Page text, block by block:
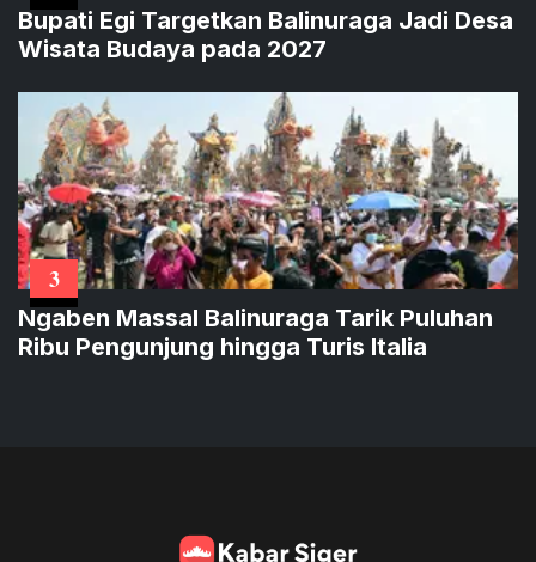
Bupati Egi Targetkan Balinuraga Jadi Desa
Wisata Budaya pada 2027
3
Ngaben Massal Balinuraga Tarik Puluhan
Ribu Pengunjung hingga Turis Italia